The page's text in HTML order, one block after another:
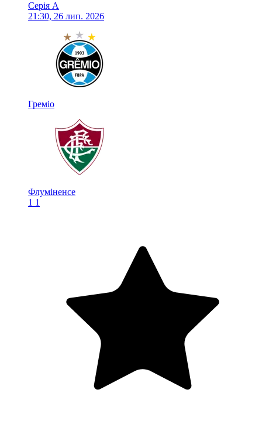
Серія А
21:30, 26 лип. 2026
Греміо
Флуміненсе
1 1